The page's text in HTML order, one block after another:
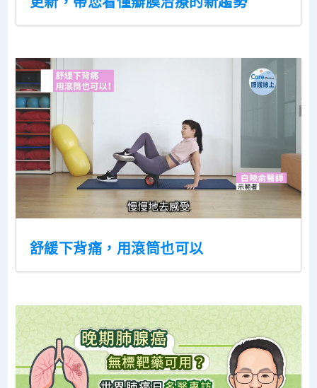
舒緩下背痛，用滾筒也可以